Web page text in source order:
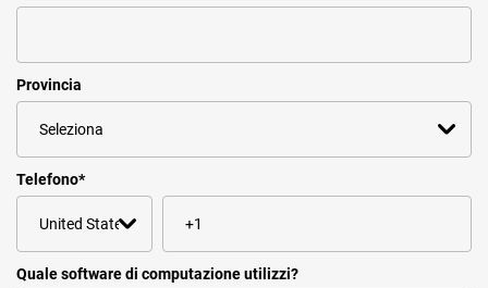
Provincia
Telefono*
Quale software di computazione utilizzi?